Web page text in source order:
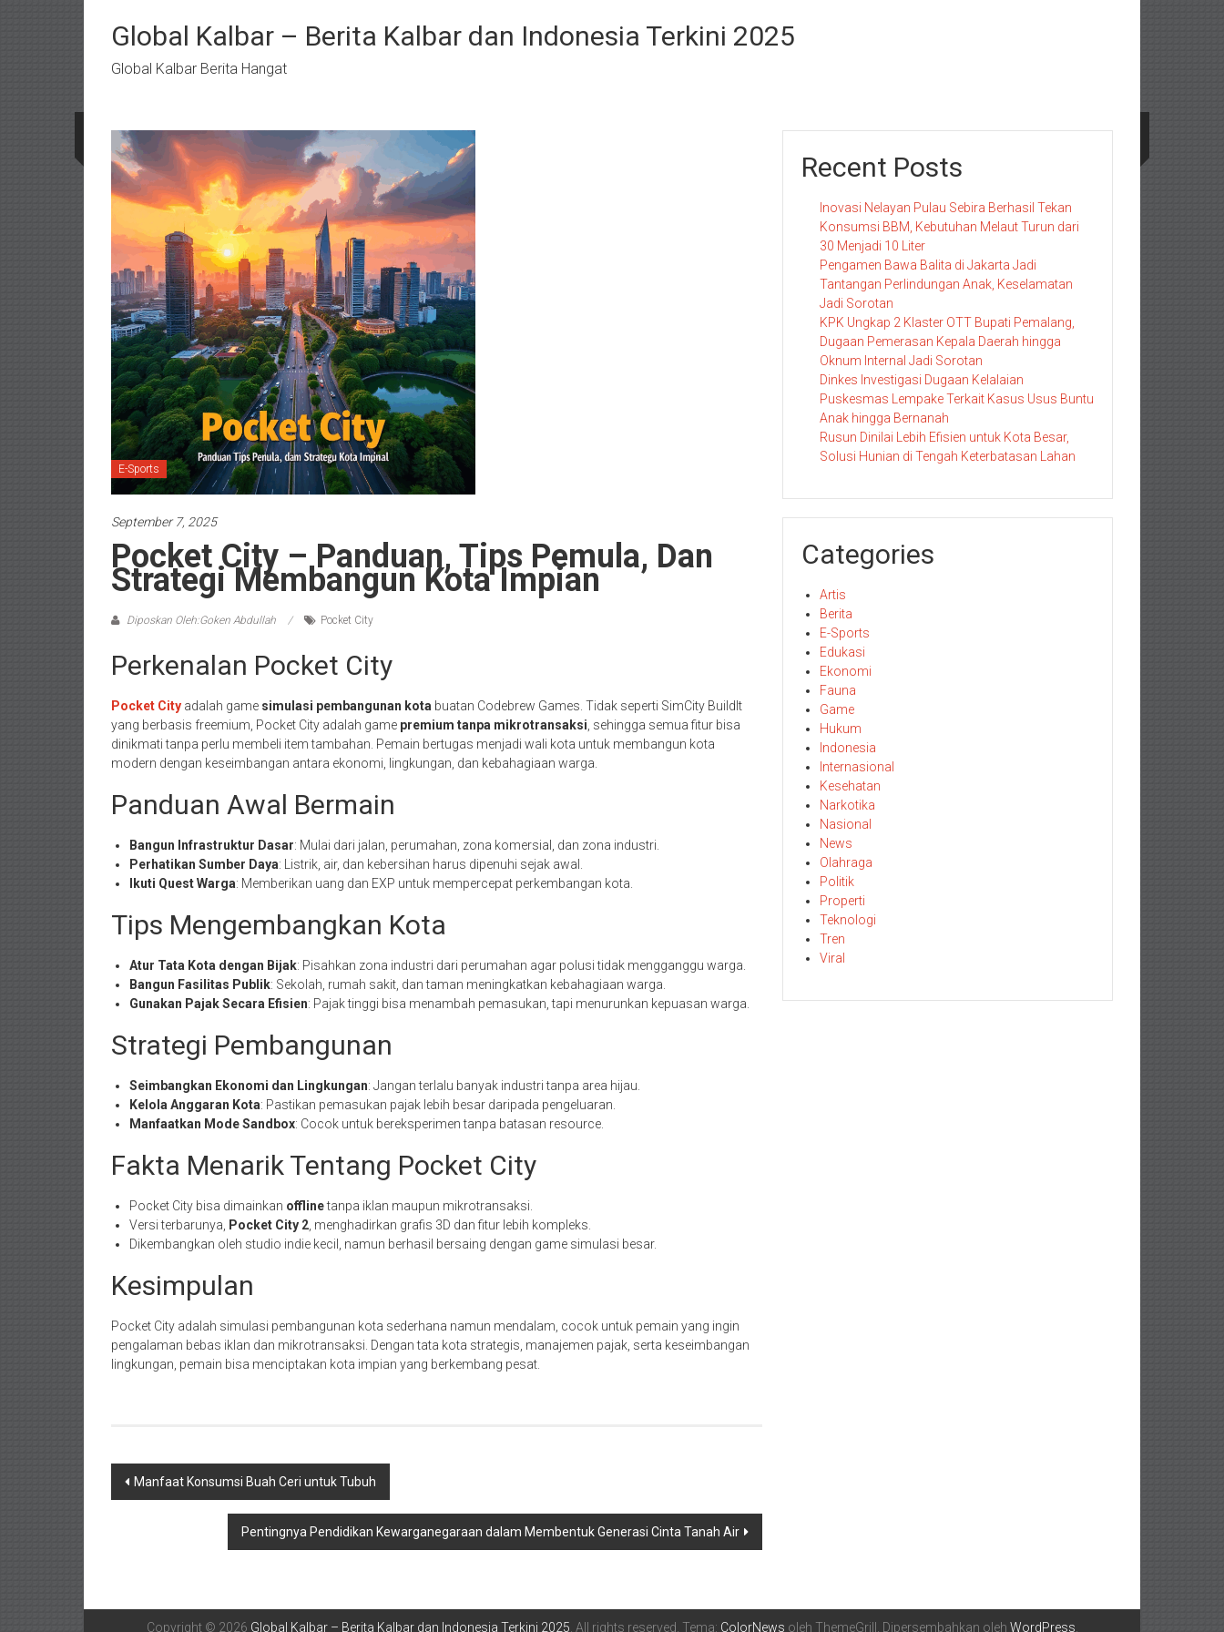
kontenGlobal Kalbar – Berita Kalbar dan Indonesia Terkini 2025
Global Kalbar Berita Hangat
E-Sports
September 7, 2025
Pocket City – Panduan, Tips Pemula, Dan
Strategi Membangun Kota Impian
Diposkan Oleh:Goken Abdullah Pocket City
Perkenalan Pocket City
Pocket City adalah game simulasi pembangunan kota buatan Codebrew Games. Tidak seperti SimCity BuildIt
yang berbasis freemium, Pocket City adalah game premium tanpa mikrotransaksi , sehingga semua fitur bisa
dinikmati tanpa perlu membeli item tambahan. Pemain bertugas menjadi wali kota untuk membangun kota
modern dengan keseimbangan antara ekonomi, lingkungan, dan kebahagiaan warga.
Panduan Awal Bermain
Bangun Infrastruktur Dasar: Mulai dari jalan, perumahan, zona komersial, dan zona industri.
Perhatikan Sumber Daya: Listrik, air, dan kebersihan harus dipenuhi sejak awal.
Ikuti Quest Warga: Memberikan uang dan EXP untuk mempercepat perkembangan kota.
Tips Mengembangkan Kota
Atur Tata Kota dengan Bijak: Pisahkan zona industri dari perumahan agar polusi tidak mengganggu warga.
Bangun Fasilitas Publik: Sekolah, rumah sakit, dan taman meningkatkan kebahagiaan warga.
Gunakan Pajak Secara Efisien: Pajak tinggi bisa menambah pemasukan, tapi menurunkan kepuasan warga.
Strategi Pembangunan
Seimbangkan Ekonomi dan Lingkungan: Jangan terlalu banyak industri tanpa area hijau.
Kelola Anggaran Kota: Pastikan pemasukan pajak lebih besar daripada pengeluaran.
Manfaatkan Mode Sandbox: Cocok untuk bereksperimen tanpa batasan resource.
Fakta Menarik Tentang Pocket City
Pocket City bisa dimainkan offlinetanpa iklan maupun mikrotransaksi.
Versi terbarunya,
Pocket City 2 , menghadirkan grafis 3D dan fitur lebih kompleks.
Dikembangkan oleh studio indie kecil, namun berhasil bersaing dengan game simulasi besar.
Kesimpulan
Pocket City adalah simulasi pembangunan kota sederhana namun mendalam, cocok untuk pemain yang ingin
pengalaman bebas iklan dan mikrotransaksi. Dengan tata kota strategis, manajemen pajak, serta keseimbangan
lingkungan, pemain bisa menciptakan kota impian yang berkembang pesat.
Navigasi
Manfaat Konsumsi Buah Ceri untuk Tubuh
Pentingnya Pendidikan Kewarganegaraan dalam Membentuk Generasi Cinta Tanah Air
Recent Posts
Inovasi Nelayan Pulau Sebira Berhasil Tekan
Konsumsi BBM, Kebutuhan Melaut Turun dari
30 Menjadi 10 Liter
Pengamen Bawa Balita di Jakarta Jadi
Tantangan Perlindungan Anak, Keselamatan
Jadi Sorotan
KPK Ungkap 2 Klaster OTT Bupati Pemalang,
Dugaan Pemerasan Kepala Daerah hingga
Oknum Internal Jadi Sorotan
Dinkes Investigasi Dugaan Kelalaian
Puskesmas Lempake Terkait Kasus Usus Buntu
Anak hingga Bernanah
Rusun Dinilai Lebih Efisien untuk Kota Besar,
Solusi Hunian di Tengah Keterbatasan Lahan
Categories
Artis
Berita
E-Sports
Edukasi
Ekonomi
Fauna
Game
Hukum
Indonesia
Internasional
Kesehatan
Narkotika
Nasional
News
Olahraga
Politik
Properti
Teknologi
Tren
Viral
Copyright © 2026 Global Kalbar – Berita Kalbar dan Indonesia Terkini 2025 . All rights reserved. Tema: ColorNews oleh ThemeGrill. Dipersembahkan oleh WordPress